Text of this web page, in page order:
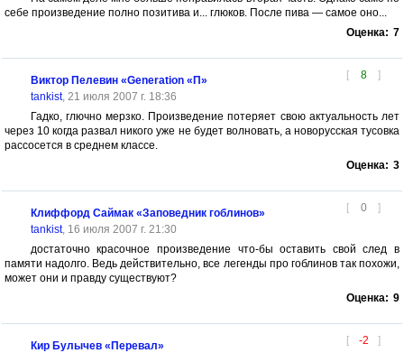
себе произведение полно позитива и... глюков. После пива — самое оно...
Оценка: 7
[ 8 ]
Виктор Пелевин «Generation «П»
tankist, 21 июля 2007 г. 18:36
Гадко, глючно мерзко. Произведение потеряет свою актуальность лет
через 10 когда развал никого уже не будет волновать, а новорусская тусовка
рассосется в среднем классе.
Оценка: 3
[ 0 ]
Клиффорд Саймак «Заповедник гоблинов»
tankist, 16 июля 2007 г. 21:30
достаточно красочное произведение что-бы оставить свой след в
памяти надолго. Ведь действительно, все легенды про гоблинов так похожи,
может они и правду существуют?
Оценка: 9
[ -2 ]
Кир Булычев «Перевал»